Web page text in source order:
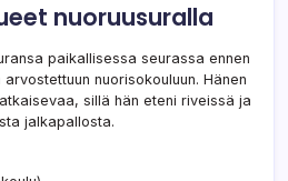
nuoruusuralla
paikallisessa seurassa ennen
nuorisokouluun. Hänen
sillä hän eteni riveissä ja
jalkapallosta.